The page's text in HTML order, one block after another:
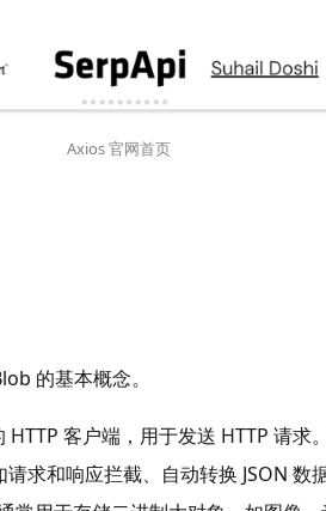
Axios 官网首页
的基本概念。
客户端，用于发送 HTTP 请求
求和响应拦截、自动转换 JSON 数据